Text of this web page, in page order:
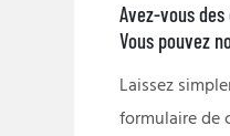
Avez-vous
Vous pouvez
Laissez
formulaire de